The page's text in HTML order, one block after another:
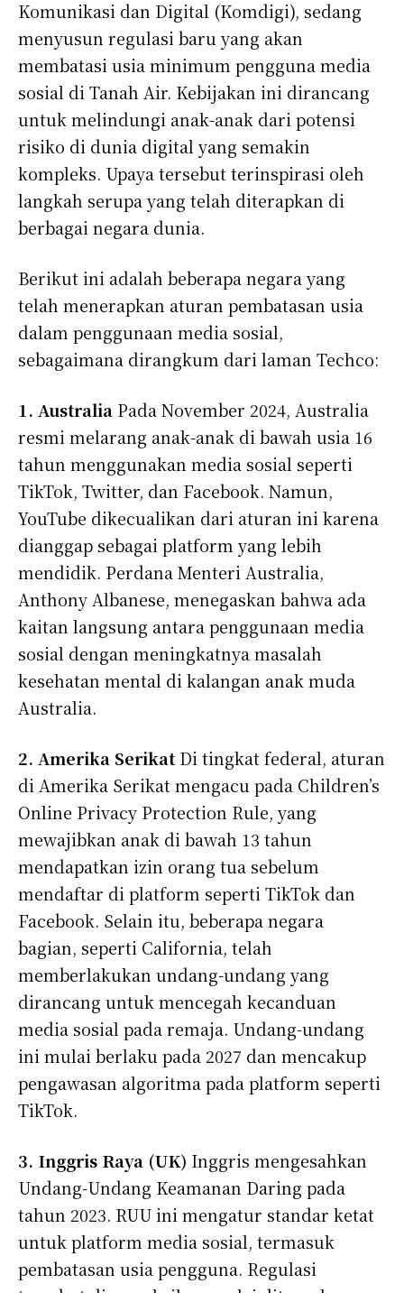
Komunikasi dan Digital (Komdigi), sedang
menyusun regulasi baru yang akan
membatasi usia minimum pengguna media
sosial di Tanah Air. Kebijakan ini dirancang
untuk melindungi anak-anak dari potensi
risiko di dunia digital yang semakin
kompleks. Upaya tersebut terinspirasi oleh
langkah serupa yang telah diterapkan di
berbagai negara dunia.
Berikut ini adalah beberapa negara yang
telah menerapkan aturan pembatasan usia
dalam penggunaan media sosial,
sebagaimana dirangkum dari laman Techco:
1. Australia Pada November 2024, Australia
resmi melarang anak-anak di bawah usia 16
tahun menggunakan media sosial seperti
TikTok, Twitter, dan Facebook. Namun,
YouTube dikecualikan dari aturan ini karena
dianggap sebagai platform yang lebih
mendidik. Perdana Menteri Australia,
Anthony Albanese, menegaskan bahwa ada
kaitan langsung antara penggunaan media
sosial dengan meningkatnya masalah
kesehatan mental di kalangan anak muda
Australia.
2. Amerika SerikatDi tingkat federal, aturan
di Amerika Serikat mengacu pada Children’s
Online Privacy Protection Rule, yang
mewajibkan anak di bawah 13 tahun
mendapatkan izin orang tua sebelum
mendaftar di platform seperti TikTok dan
Facebook. Selain itu, beberapa negara
bagian, seperti California, telah
memberlakukan undang-undang yang
dirancang untuk mencegah kecanduan
media sosial pada remaja. Undang-undang
ini mulai berlaku pada 2027 dan mencakup
pengawasan algoritma pada platform seperti
TikTok.
3. Inggris Raya (UK) Inggris mengesahkan
Undang-Undang Keamanan Daring pada
tahun 2023. RUU ini mengatur standar ketat
untuk platform media sosial, termasuk
pembatasan usia pengguna. Regulasi